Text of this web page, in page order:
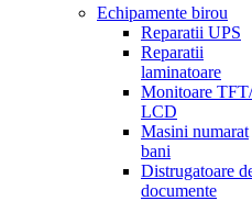
Echipamente birou
Reparatii UPS
Reparatii
laminatoare
Monitoare TFT/
LCD
Masini numarat
bani
Distrugatoare
documente